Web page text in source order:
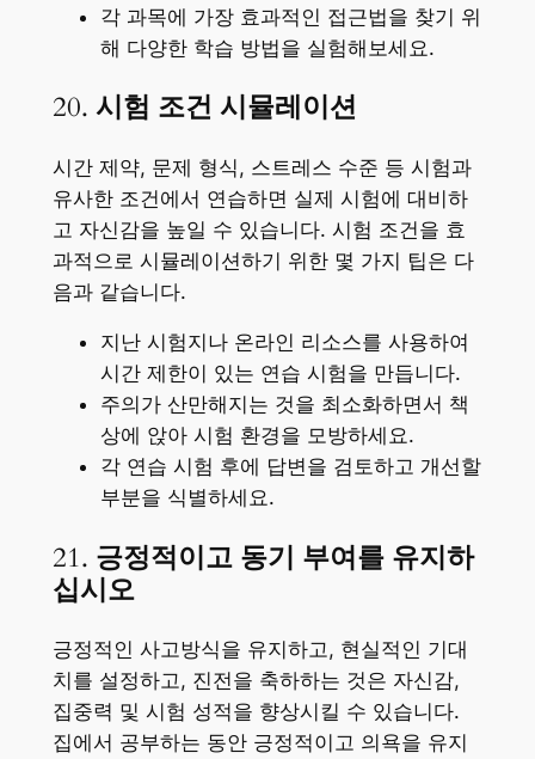
각 과목에 가장 효과적인 접근법을 찾기 위
해 다양한 학습 방법을 실험해보세요.
20. 시험 조건 시뮬레이션
시간 제약, 문제 형식, 스트레스 수준 등 시험과
유사한 조건에서 연습하면 실제 시험에 대비하
고 자신감을 높일 수 있습니다. 시험 조건을 효
과적으로 시뮬레이션하기 위한 몇 가지 팁은 다
음과 같습니다.
지난 시험지나 온라인 리소스를 사용하여
시간 제한이 있는 연습 시험을 만듭니다.
주의가 산만해지는 것을 최소화하면서 책
상에 앉아 시험 환경을 모방하세요.
각 연습 시험 후에 답변을 검토하고 개선할
부분을 식별하세요.
21. 긍정적이고 동기 부여를 유지하
십시오
긍정적인 사고방식을 유지하고, 현실적인 기대
치를 설정하고, 진전을 축하하는 것은 자신감,
집중력 및 시험 성적을 향상시킬 수 있습니다.
집에서 공부하는 동안 긍정적이고 의욕을 유지